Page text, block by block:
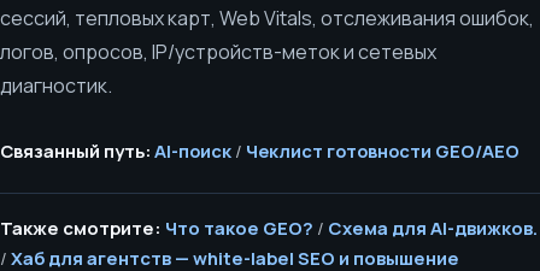
сессий, тепловых карт, Web Vitals, отслеживания ошибок,
логов, опросов, IP/устройств-меток и сетевых
диагностик.
Связанный путь: AI-поиск / Чеклист готовности GEO/AEO
Также смотрите: Что такое GEO? / Схема для AI-движков.
/ Хаб для агентств — white-label SEO и повышение